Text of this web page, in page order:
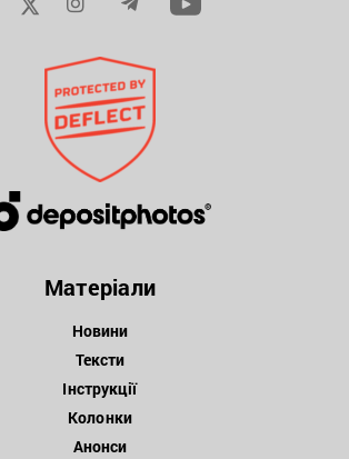
Матеріали
Новини
Тексти
Інструкції
Колонки
Анонси